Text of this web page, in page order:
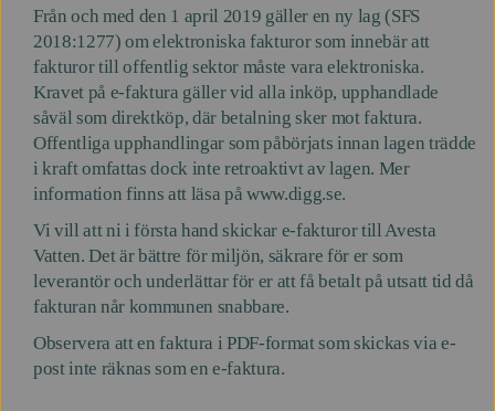
Från och med den 1 april 2019 gäller en ny lag (SFS
2018:1277) om elektroniska fakturor som innebär att
fakturor till offentlig sektor måste vara elektroniska.
Kravet på e-faktura gäller vid alla inköp, upphandlade
såväl som direktköp, där betalning sker mot faktura.
Offentliga upphandlingar som påbörjats innan lagen trädde
i kraft omfattas dock inte retroaktivt av lagen. Mer
information finns att läsa på www.digg.se.
Vi vill att ni i första hand skickar e-fakturor till Avesta
Vatten. Det är bättre för miljön, säkrare för er som
leverantör och underlättar för er att få betalt på utsatt tid då
fakturan når kommunen snabbare.
Observera att en faktura i PDF-format som skickas via e-
post inte räknas som en e-faktura.